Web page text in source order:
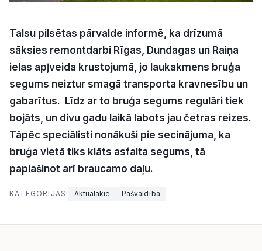
Sludinājumi
Pasākumi
Reklāma
Politiskā reklāma
Par mums
Talsu pilsētas pārvalde informē, ka drīzumā
sāksies remontdarbi Rīgas, Dundagas un Raiņa
ielas apļveida krustojumā, jo laukakmens bruģa
segums neiztur smagā transporta kravnesību un
gabarītus. Līdz ar to bruģa segums regulāri tiek
bojāts, un divu gadu laikā labots jau četras reizes.
Tāpēc speciālisti nonākuši pie secinājuma, ka
bruģa vietā tiks klāts asfalta segums, tā
paplašinot arī braucamo daļu.
KATEGORIJAS: Aktuālākie Pašvaldībā